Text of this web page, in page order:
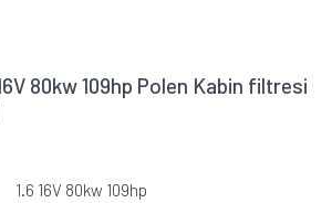
80kw 109hp Polen Kabin filtresi
1.6 16V 80kw 109hp